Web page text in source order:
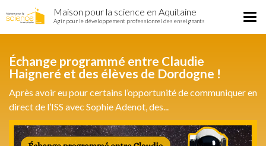
Région
au
Maison pour la science en Aquitaine
Agir pour le développement professionnel des enseignants
Échange programmé entre Claudie
Haigneré et des élèves de Dordogne !
Après avoir eu pour certains l’opportunité de communiquer en
direct de l’ISS avec Sophie Adenot, des...